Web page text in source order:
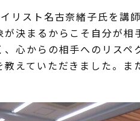
リスト名古奈緒子氏を講
決まるからこそ自分が
心からの相手へのリス
えていただきました。